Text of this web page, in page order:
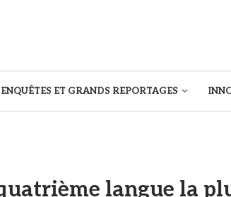
ENQUÊTES ET GRANDS REPORTAGES
langue la